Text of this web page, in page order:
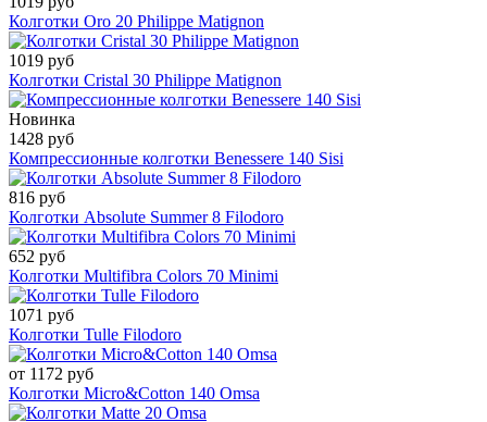
Колготки Oro 20 Philippe Matignon
1019 руб
Колготки Cristal 30 Philippe Matignon
Новинка
1428 руб
Компрессионные колготки Benessere 140 Sisi
816 руб
Колготки Absolute Summer 8 Filodoro
652 руб
Колготки Multifibra Colors 70 Minimi
1071 руб
Колготки Tulle Filodoro
от 1172 руб
Колготки Micro&Cotton 140 Omsa